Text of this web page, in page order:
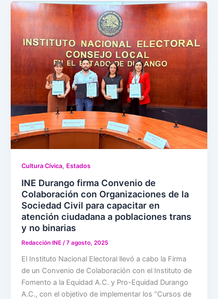
Cultura Cívica, Estados
INE Durango firma Convenio de
Colaboración con Organizaciones de la
Sociedad Civil para capacitar en
atención ciudadana a poblaciones trans
y no binarias
Redacción INE/7 agosto, 2025
El Instituto Nacional Electoral llevó a cabo la Firma
de un Convenio de Colaboración con el Instituto de
Fomento a la Equidad A.C. y Pro-Equidad Durango
A.C., con el objetivo de implementar los “Cursos de